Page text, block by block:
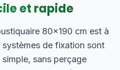
et rapide
80×190 cm est à
de fixation sont
sans perçage